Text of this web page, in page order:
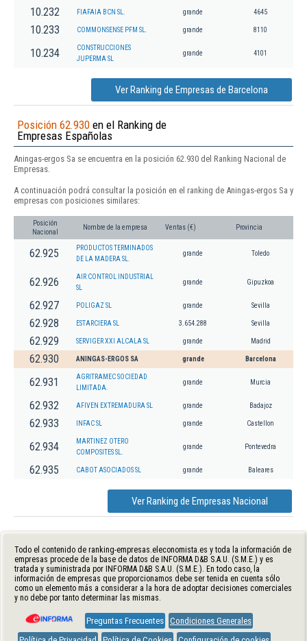
10.232 FIAFAIA BCN SL. grande 4645
10.233 COMMONSENSE PFM SL. grande 8110
10.234
CONSTRUCCIONES
JUPERMA SL
grande 4101
Ver Ranking de Empresas de Barcelona
Posición 62.930 en el Ranking de
Empresas Españolas
Aningas-ergos Sa se encuentra en la posición 62.930 del Ranking Nacional de
Empresas.
A continuación podrá consultar la posición en el ranking de Aningas-ergos Sa y
empresas con posiciones similares:
Posición
Nacional
Nombre de la empresa Ventas (€) Provincia
62.925
PRODUCTOS TERMINADOS
DE LA MADERA SL.
grande Toledo
62.926
AIR CONTROL INDUSTRIAL
SL
grande Gipuzkoa
62.927 POLIGAZ SL grande Sevilla
62.928 ESTARCIERA SL 3.654.288 Sevilla
62.929 SERVIGER XXI ALCALA SL grande Madrid
62.930 ANINGAS-ERGOS SA grande Barcelona
62.931
AGRITRAMEC SOCIEDAD
LIMITADA.
grande Murcia
62.932 AFIVEN EXTREMADURA SL grande Badajoz
62.933 INFAC SL grande Castellon
62.934
MARTINEZ OTERO
COMPOSITES SL.
grande Pontevedra
62.935 CABOT ASOCIADOS SL grande Baleares
Ver Ranking de Empresas Nacional
Todo el contenido de ranking-empresas.eleconomista.es y toda la información de
empresas procede de la base de datos de INFORMA D&B S.A.U. (S.M.E.) y es
tratada y suministrada por INFORMA D&B S.A.U. (S.M.E.). En todo caso, la
información de empresas que proporcionamos debe ser tenida en cuenta sólo
como un elemento más a considerar a la hora de adoptar decisiones comerciales
y no debe por tanto determinar las mismas.
Preguntas Frecuentes Condiciones Generales